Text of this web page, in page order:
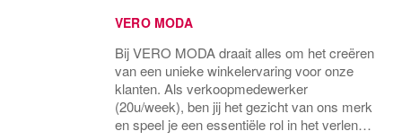
VERO MODA
Bij VERO MODA draait alles om het creëren
van een unieke winkelervaring voor onze
klanten. Als verkoopmedewerker
(20u/week), ben jij het gezicht van ons merk
en speel je een essentiële rol in het verlenen